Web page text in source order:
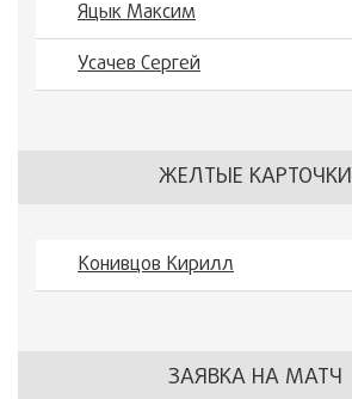
Яцык Максим
Усачев Сергей
ЖЕЛТЫЕ КАРТОЧКИ
Конивцов Кирилл
ЗАЯВКА НА МАТЧ